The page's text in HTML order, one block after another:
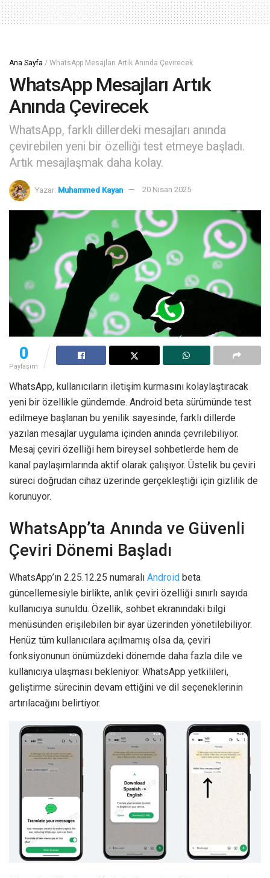
Ana Sayfa / WhatsApp Mesajları Artık Anında Çevirecek
WhatsApp Mesajları Artık
Anında Çevirecek
WhatsApp, farklı dillerdeki mesajları anında
çevirebilen yeni bir özelliği test etmeye başladı.
Artık mesajlaşmak daha kolay.
Yazar: Muhammed Kayan 20 Nisan 2025
0
Paylaşım
WhatsApp, kullanıcıların iletişim kurmasını kolaylaştıracak
yeni bir özellikle gündemde. Android beta sürümünde test
edilmeye başlanan bu yenilik sayesinde, farklı dillerde
yazılan mesajlar uygulama içinden anında çevrilebiliyor.
Mesaj çeviri özelliği hem bireysel sohbetlerde hem de
kanal paylaşımlarında aktif olarak çalışıyor. Üstelik bu çeviri
süreci doğrudan cihaz üzerinde gerçekleştiği için gizlilik de
korunuyor.
WhatsApp’ta Anında ve Güvenli
Çeviri Dönemi Başladı
WhatsApp’ın 2.25.12.25 numaralı Android beta
güncellemesiyle birlikte, anlık çeviri özelliği sınırlı sayıda
kullanıcıya sunuldu. Özellik, sohbet ekranındaki bilgi
menüsünden erişilebilen bir ayar üzerinden yönetilebiliyor.
Henüz tüm kullanıcılara açılmamış olsa da, çeviri
fonksiyonunun önümüzdeki dönemde daha fazla dile ve
kullanıcıya ulaşması bekleniyor. WhatsApp yetkilileri,
geliştirme sürecinin devam ettiğini ve dil seçeneklerinin
artırılacağını belirtiyor.